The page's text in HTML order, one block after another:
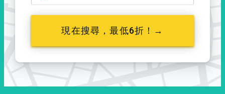
現在搜尋，最低6折！→